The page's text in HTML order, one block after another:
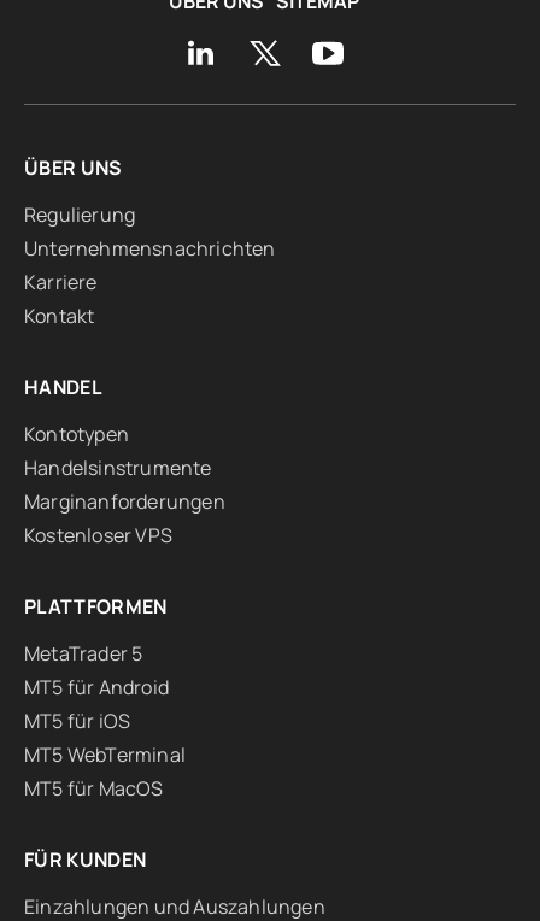
ÜBER UNS
Regulierung
Unternehmensnachrichten
Karriere
Kontakt
HANDEL
Kontotypen
Handelsinstrumente
Marginanforderungen
Kostenloser VPS
PLATTFORMEN
MetaTrader 5
MT5 für Android
MT5 für iOS
MT5 WebTerminal
MT5 für MacOS
FÜR KUNDEN
Einzahlungen und Auszahlungen